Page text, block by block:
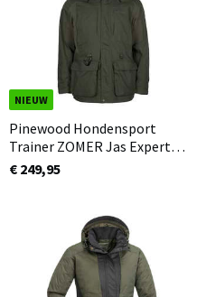
NIEUW
Pinewood Hondensport
Trainer ZOMER Jas Expert
Heren Mosgroen (135)
€ 249,95